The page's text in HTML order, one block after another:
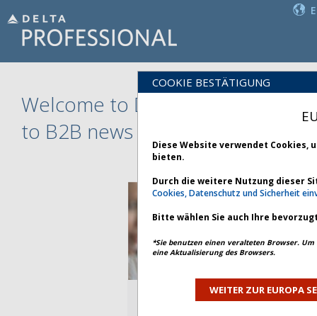
Welcome to Delta Professional,
to B2B news and travel
REISEBÜROS
COOKIE BESTÄTIGUNG
Diese Website verwendet Cookies,
bieten.
Durch die weitere Nutzung dieser
Cookies, Datenschutz und Sicherheit
Bitte wählen Sie auch Ihre
*Sie benutzen einen veralteten Browser.
eine Aktualisierung des Browsers.
WEITER ZUR EUROPA